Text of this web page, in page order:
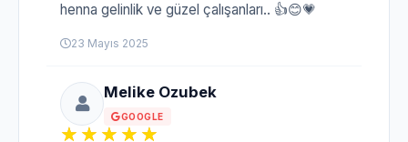
henna gelinlik ve güzel çalışanları.. 👍😊💗
23 Mayıs 2025
Melike Ozubek
GOOGLE